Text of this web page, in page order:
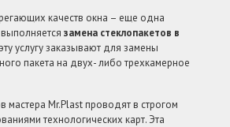
качеств окна – еще одна
замена стеклопакетов в
услугу заказывают для замены
пакета на двух- либо трехкамерное
мастера Mr.Plast проводят в строгом
технологических карт. Эта